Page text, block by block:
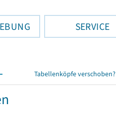
SERVICE
Tabellenköpfe verschoben?